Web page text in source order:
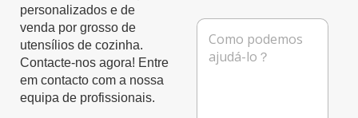
personalizados e de
venda por grosso de
utensílios de cozinha.
Contacte-nos agora! Entre
em contacto com a nossa
equipa de profissionais.
e
f
o
n
M